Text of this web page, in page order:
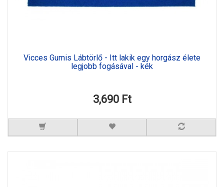
Vicces Gumis Lábtörlő - Itt lakik egy horgász élete
legjobb fogásával - kék
3,690 Ft